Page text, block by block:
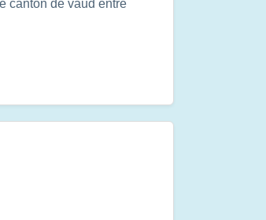
canton de vaud entre